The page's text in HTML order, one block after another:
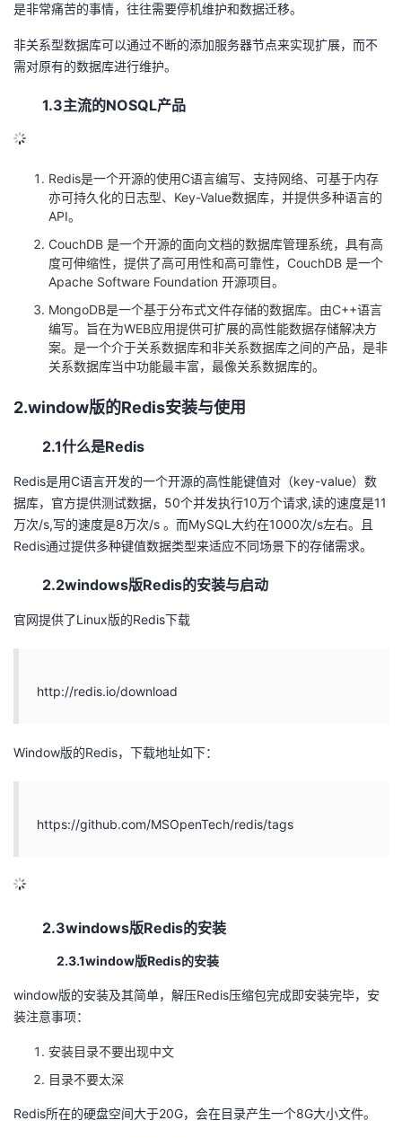
是非常痛苦的事情，往往需要停机维护和数据迁移。
非关系型数据库可以通过不断的添加服务器节点来实现扩展，而不
需对原有的数据库进行维护。
1.3主流的NOSQL产品
Redis是一个开源的使用C语言编写、支持网络、可基于内存
亦可持久化的日志型、Key-Value数据库，并提供多种语言的
API。
CouchDB 是一个开源的面向文档的数据库管理系统，具有高
度可伸缩性，提供了高可用性和高可靠性，CouchDB 是一个
Apache Software Foundation 开源项目。
MongoDB是一个基于分布式文件存储的数据库。由C++语言
编写。旨在为WEB应用提供可扩展的高性能数据存储解决方
案。是一个介于关系数据库和非关系数据库之间的产品，是非
关系数据库当中功能最丰富，最像关系数据库的。
2.window版的Redis安装与使用
2.1什么是Redis
Redis是用C语言开发的一个开源的高性能键值对（key-value）数
据库，官方提供测试数据，50个并发执行10万个请求,读的速度是11
万次/s,写的速度是8万次/s 。而MySQL大约在1000次/s左右。且
Redis通过提供多种键值数据类型来适应不同场景下的存储需求。
2.2windows版Redis的安装与启动
官网提供了Linux版的Redis下载
http://redis.io/download
Window版的Redis，下载地址如下：
https://github.com/MSOpenTech/redis/tags
2.3windows版Redis的安装
2.3.1window版Redis的安装
window版的安装及其简单，解压Redis压缩包完成即安装完毕，安
装注意事项：
安装目录不要出现中文
目录不要太深
Redis所在的硬盘空间大于20G，会在目录产生一个8G大小文件。